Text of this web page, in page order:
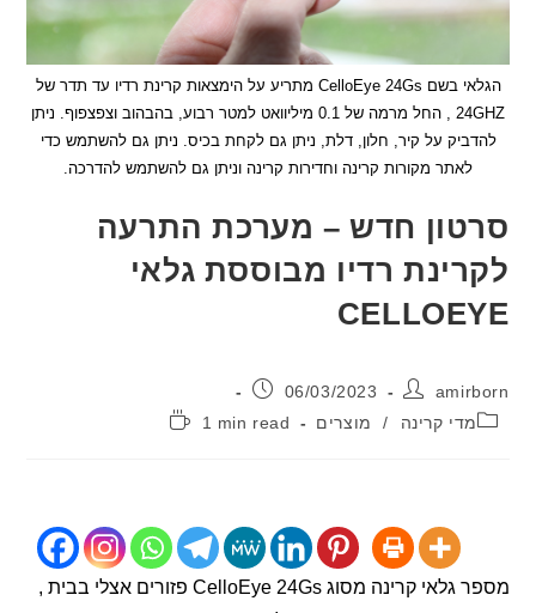
הגלאי בשם CelloEye 24Gs מתריע על הימצאות קרינת רדיו עד תדר של
24GHZ , החל מרמה של 0.1 מיליוואט למטר רבוע, בהבהוב וצפצפוף. ניתן
על קיר, חלון, דלת, ניתן גם לקחת בכיס. ניתן גם להשתמש כדי
לאתר מקורות קרינה וחדירות קרינה וניתן גם להשתמש להדרכה.
חדש – מערכת התרעה
רדיו מבוססת גלאי
פורסם:
06/03/2023
קרינה / מוצרים
זמן
1 min read
מספר גלאי קרינה מסוג CelloEye 24Gs פזורים אצלי בבית ,